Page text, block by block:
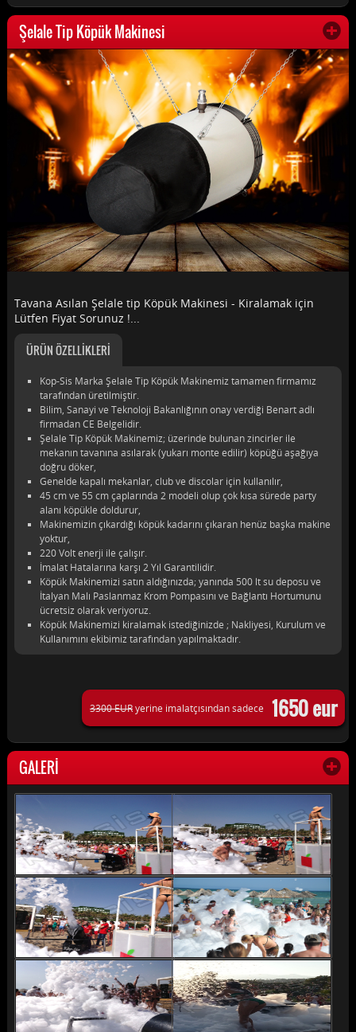
Şelale Tip Köpük Makinesi
3300 EURyerine imalatçısından sadece 1650 eur
Tavana Asılan Şelale tip Köpük Makinesi - Kiralamak için
Lütfen Fiyat Sorunuz !...
ÜRÜN ÖZELLİKLERİ
Kop-Sis Marka Şelale Tip Köpük Makinemiz tamamen firmamız
tarafından üretilmiştir.
Bilim, Sanayi ve Teknoloji Bakanlığının onay verdiği Benart adlı
firmadan CE Belgelidir.
Şelale Tip Köpük Makinemiz; üzerinde bulunan zincirler ile
mekanın tavanına asılarak (yukarı monte edilir) köpüğü aşağıya
doğru döker,
Genelde kapalı mekanlar, club ve discolar için kullanılır,
45 cm ve 55 cm çaplarında 2 modeli olup çok kısa sürede party
alanı köpükle doldurur,
Makinemizin çıkardığı köpük kadarını çıkaran henüz başka makine
yoktur,
220 Volt enerji ile çalışır.
İmalat Hatalarına karşı 2 Yıl Garantilidir.
Köpük Makinemizi satın aldığınızda; yanında 500 lt su deposu ve
İtalyan Malı Paslanmaz Krom Pompasını ve Bağlantı Hortumunu
ücretsiz olarak veriyoruz.
Köpük Makinemizi kiralamak istediğinizde ; Nakliyesi, Kurulum ve
Kullanımını ekibimiz tarafından yapılmaktadır.
GALERİ